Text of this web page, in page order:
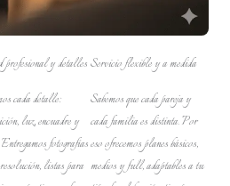
profesional y detalles
cada detalle:
luz, encuadre y
fotografías
listas para
Servicio flexible y a medida
Sabemos que cada pareja y
cada familia es distinta. Por
eso ofrecemos planes básicos,
medios y full, adaptables a tu